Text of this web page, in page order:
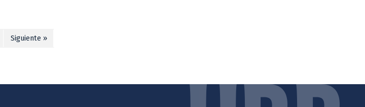
Siguiente »